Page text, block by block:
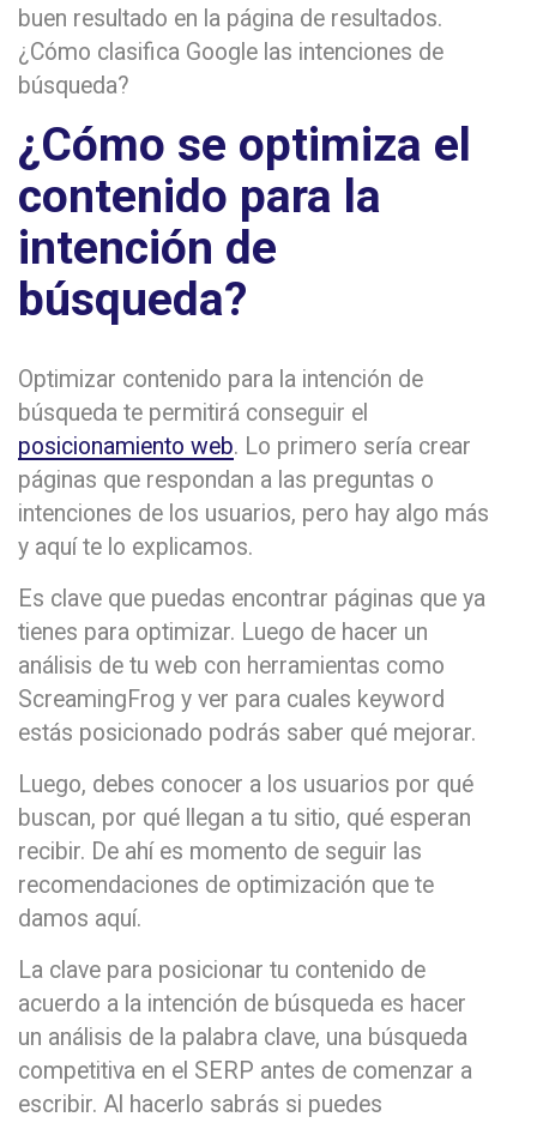
buen resultado en la página de resultados.
¿Cómo clasifica Google las intenciones de
búsqueda?
¿Cómo se optimiza el
contenido para la
intención de
búsqueda?
Optimizar contenido para la intención de
búsqueda te permitirá conseguir el
posicionamiento web. Lo primero sería crear
páginas que respondan a las preguntas o
intenciones de los usuarios, pero hay algo más
y aquí te lo explicamos.
Es clave que puedas encontrar páginas que ya
tienes para optimizar. Luego de hacer un
análisis de tu web con herramientas como
ScreamingFrog y ver para cuales keyword
estás posicionado podrás saber qué mejorar.
Luego, debes conocer a los usuarios por qué
buscan, por qué llegan a tu sitio, qué esperan
recibir. De ahí es momento de seguir las
recomendaciones de optimización que te
damos aquí.
La clave para posicionar tu contenido de
acuerdo a la intención de búsqueda es hacer
un análisis de la palabra clave, una búsqueda
competitiva en el SERP antes de comenzar a
escribir. Al hacerlo sabrás si puedes